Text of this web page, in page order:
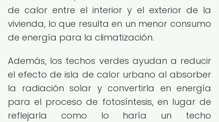
de calor entre el interior y el exterior de la
vivienda, lo que resulta en un menor consumo
de energía para la climatización.
Además, los techos verdes ayudan a reducir
el efecto de isla de calor urbano al absorber
la radiación solar y convertirla en energía
para el proceso de fotosíntesis, en lugar de
reflejarla como lo haría un techo